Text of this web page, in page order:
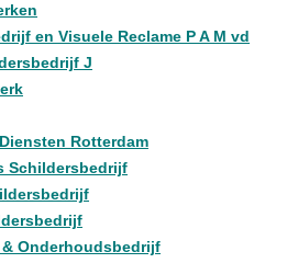
en Visuele Reclame P A M vd
J
Rotterdam
Schildersbedrijf
Onderhoudsbedrijf